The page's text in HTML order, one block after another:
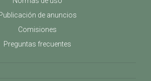
de anuncios
Comisiones
Preguntas frecuentes